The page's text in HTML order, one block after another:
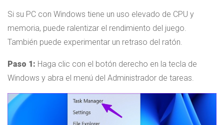
Si su PC con Windows tiene un uso elevado de CPU y
memoria, puede ralentizar el rendimiento del juego.
También puede experimentar un retraso del ratón.
Paso 1: Haga clic con el botón derecho en la tecla de
Windows y abra el menú del Administrador de tareas.